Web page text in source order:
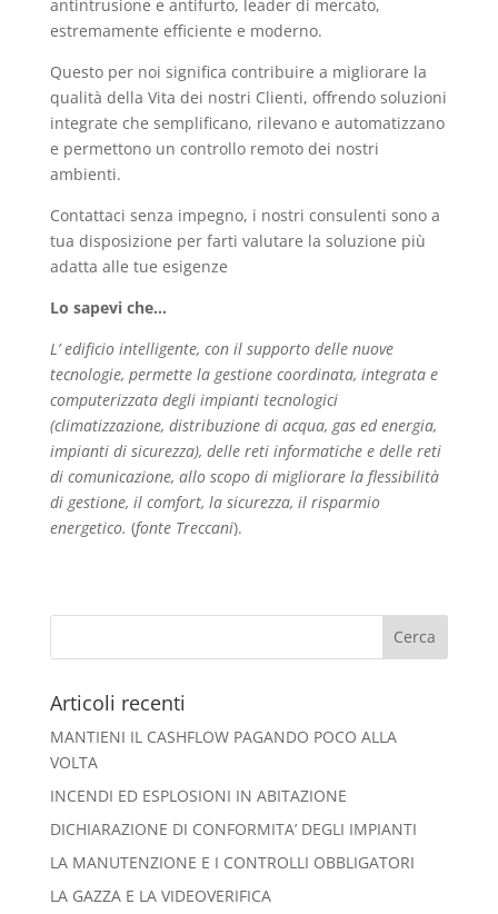
antintrusione e antifurto, leader di mercato,
estremamente efficiente e moderno.
Questo per noi significa contribuire a migliorare la
qualità della Vita dei nostri Clienti, offrendo soluzioni
integrate che semplificano, rilevano e automatizzano
e permettono un controllo remoto dei nostri
ambienti.
Contattaci senza impegno, i nostri consulenti sono a
tua disposizione per farti valutare la soluzione più
adatta alle tue esigenze
Lo sapevi che…
L’ edificio intelligente, con il supporto delle nuove
tecnologie, permette la gestione coordinata, integrata e
computerizzata degli impianti tecnologici
(climatizzazione, distribuzione di acqua, gas ed energia,
impianti di sicurezza), delle reti informatiche e delle reti
di comunicazione, allo scopo di migliorare la flessibilità
di gestione, il comfort, la sicurezza, il risparmio
energetico. (fonte Treccani).
Articoli recenti
MANTIENI IL CASHFLOW PAGANDO POCO ALLA
VOLTA
INCENDI ED ESPLOSIONI IN ABITAZIONE
DICHIARAZIONE DI CONFORMITA’ DEGLI IMPIANTI
LA MANUTENZIONE E I CONTROLLI OBBLIGATORI
LA GAZZA E LA VIDEOVERIFICA